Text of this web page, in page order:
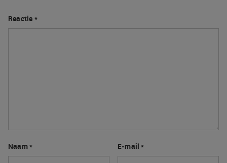
Reactie *
Naam* E-mail*